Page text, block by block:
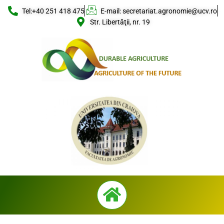
Skip
Tel:+40 251 418 475
E-mail: secretariat.agronomie@ucv.ro
Str. Libertăţii, nr. 19
Menu